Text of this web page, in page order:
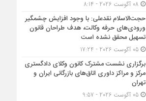
حجت‌الاسلام نقدعلی: با وجود افزایش چشمگیر
ورودی‌های حرفه وکالت، هدف طراحان قانون
تسهیل محقق نشده است
05 آگوست 2026 - 17:24
برگزاری نشست مشترک کانون وکلای دادگستری
مرکز و مراکز داوری اتاق‌های بازرگانی ایران و
تهران
05 آگوست 2026 - 9:57